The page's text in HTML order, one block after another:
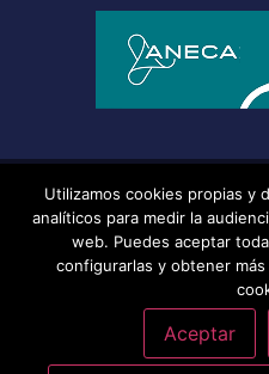
© Centro Universitario San
Universidad Pablo de Olavide
privacidad, uso de cookies,
– Sistema
Utilizamos cookies propias y
analíticos para medir la
web. Puedes aceptar
configurarlas y obtener
Aceptar